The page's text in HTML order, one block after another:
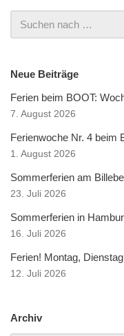
Neue Beiträge
Ferien beim BOOT:
7. August 2026
Ferienwoche Nr. 4 beim
1. August 2026
Sommerferien am
23. Juli 2026
Sommerferien in
16. Juli 2026
Ferien! Montag,
12. Juli 2026
Archiv